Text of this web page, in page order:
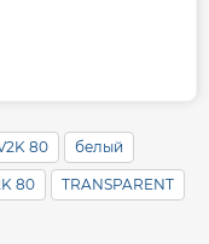
80 белый
80 TRANSPARENT